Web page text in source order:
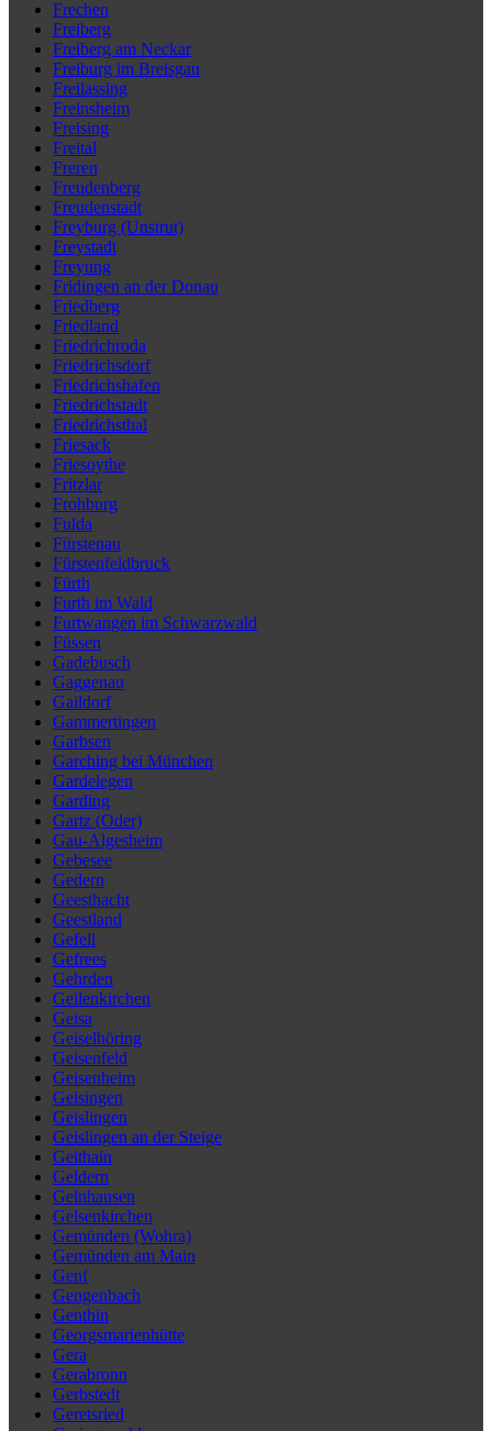
Frechen
Freiberg
Freiberg am Neckar
Freiburg im Breisgau
Freilassing
Freinsheim
Freising
Freital
Freren
Freudenberg
Freudenstadt
Freyburg (Unstrut)
Freystadt
Freyung
Fridingen an der Donau
Friedberg
Friedland
Friedrichroda
Friedrichsdorf
Friedrichshafen
Friedrichstadt
Friedrichsthal
Friesack
Friesoythe
Fritzlar
Frohburg
Fulda
Fürstenau
Fürstenfeldbruck
Fürth
Furth im Wald
Furtwangen im Schwarzwald
Füssen
Gadebusch
Gaggenau
Gaildorf
Gammertingen
Garbsen
Garching bei München
Gardelegen
Garding
Gartz (Oder)
Gau-Algesheim
Gebesee
Gedern
Geesthacht
Geestland
Gefell
Gefrees
Gehrden
Geilenkirchen
Geisa
Geiselhöring
Geisenfeld
Geisenheim
Geisingen
Geislingen
Geislingen an der Steige
Geithain
Geldern
Gelnhausen
Gelsenkirchen
Gemünden (Wohra)
Gemünden am Main
Genf
Gengenbach
Genthin
Georgsmarienhütte
Gera
Gerabronn
Gerbstedt
Geretsried